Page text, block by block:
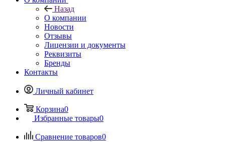
Назад
О компании
Новости
Отзывы
Лицензии и документы
Реквизиты
Бренды
Контакты
Личный кабинет
Корзина0
Избранные товары0
Сравнение товаров0